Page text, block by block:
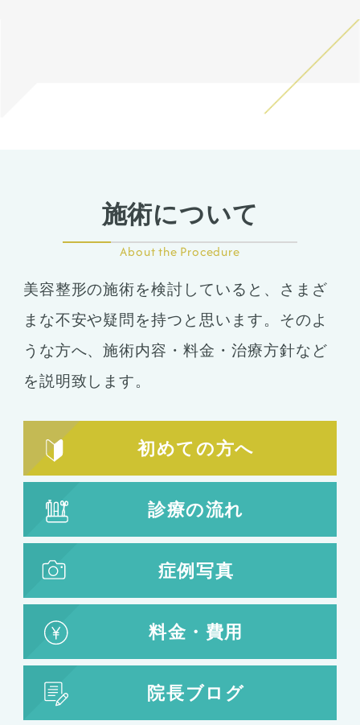
にて、診察させていただいた
上でその方一人一人の状態を
ふまえて、治療法をご提案し
施術について
About the Procedure
美容整形の施術を検討していると、さまざ
まな不安や疑問を持つと思います。そのよ
うな方へ、施術内容・料金・治療方針など
を説明致します。
初めての方へ
診療の流れ
症例写真
料金・費用
院長ブログ